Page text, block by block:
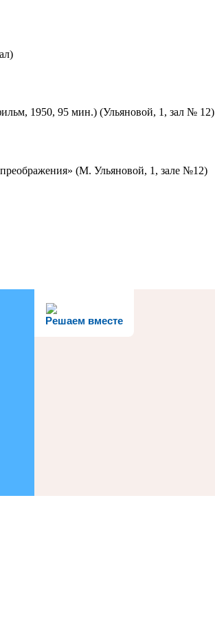
1950, 95 мин.) (Ульяновой, 1, зал № 12)
(М. Ульяновой, 1, зале №12)
Решаем вместе